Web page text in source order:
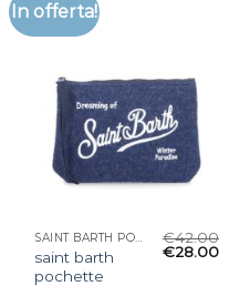
In offerta!
SAINT BARTH POCHETTE
saint barth
pochette
€42.00
€28.00